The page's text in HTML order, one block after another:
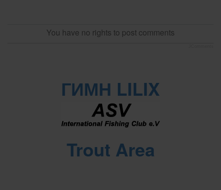
You have no rights to post comments
ГИМН LILIX
Trout Area